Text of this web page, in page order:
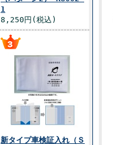
1
8,250円(税込)
新タイプ車検証入れ（Ｓ